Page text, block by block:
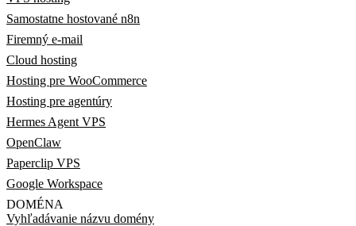
Samostatne hostované n8n
Firemný e-mail
Cloud hosting
Hosting pre WooCommerce
Hosting pre agentúry
Hermes Agent VPS
OpenClaw
Paperclip VPS
Google Workspace
DOMÉNA
Vyhľadávanie názvu domény